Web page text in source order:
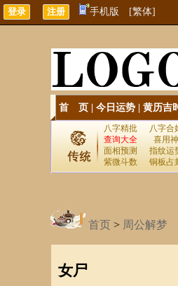
手机版 [繁体]
首 页 今日运势 黄历吉
八字精批 八字合
查询大全
喜用神
面相预测
指纹运
紫微斗数
铜板占
首页 > 周公解梦
女尸